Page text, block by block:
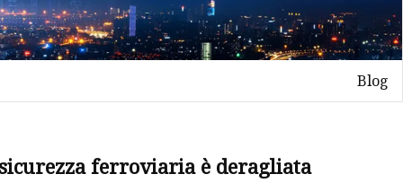
Blog
ferroviaria è deragliata